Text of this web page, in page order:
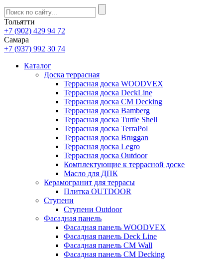
Тольятти
+7 (902) 429 94 72
Самара
+7 (937) 992 30 74
Каталог
Доска террасная
Террасная доска WOODVEX
Террасная доска DeckLine
Террасная доска CM Decking
Террасная доска Bamberg
Террасная доска Turtle Shell
Террасная доска TerraPol
Террасная доска Bruggan
Террасная доска Legro
Террасная доска Outdoor
Комплектующие к террасной доске
Масло для ДПК
Керамогранит для террасы
Плитка OUTDOOR
Ступени
Ступени Outdoor
Фасадная панель
Фасадная панель WOODVEX
Фасадная панель Deck Line
Фасадная панель CM Wall
Фасадная панель CM Decking